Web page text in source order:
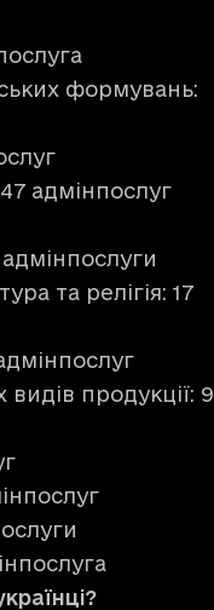
формувань:
адмінпослуг
та релігія: 17
продукції: 9